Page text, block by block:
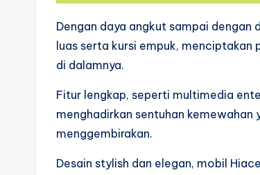
Dengan daya angkut sampai dengan
luas serta kursi empuk,
di dalamnya.
Fitur lengkap, seperti multimedia
menghadirkan sentuhan kemewahan
menggembirakan.
Desain stylish dan elegan, mobil